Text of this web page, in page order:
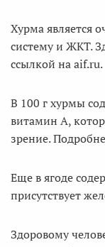
Хурма является
систему и ЖКТ.
ссылкой на aif.ru.
В 100 г хурмы
витамин А,
зрение.
Еще в ягоде
присутствует
Здоровому